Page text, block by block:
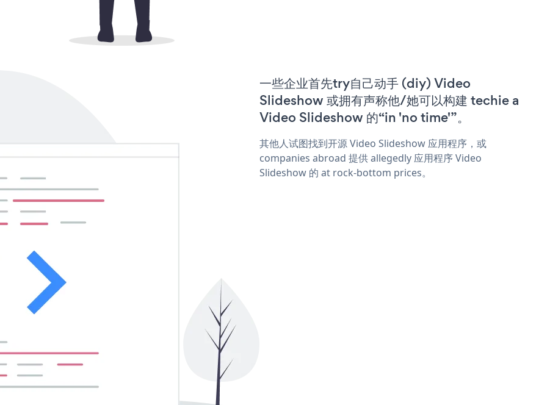
一些企业首先try自己动手 (diy) Video
Slideshow 或拥有声称他/她可以构建 techie a
Video Slideshow 的“in 'no time'”。
其他人试图找到开源 Video Slideshow 应用程序，或
companies abroad 提供 allegedly 应用程序 Video
Slideshow 的 at rock-bottom prices。